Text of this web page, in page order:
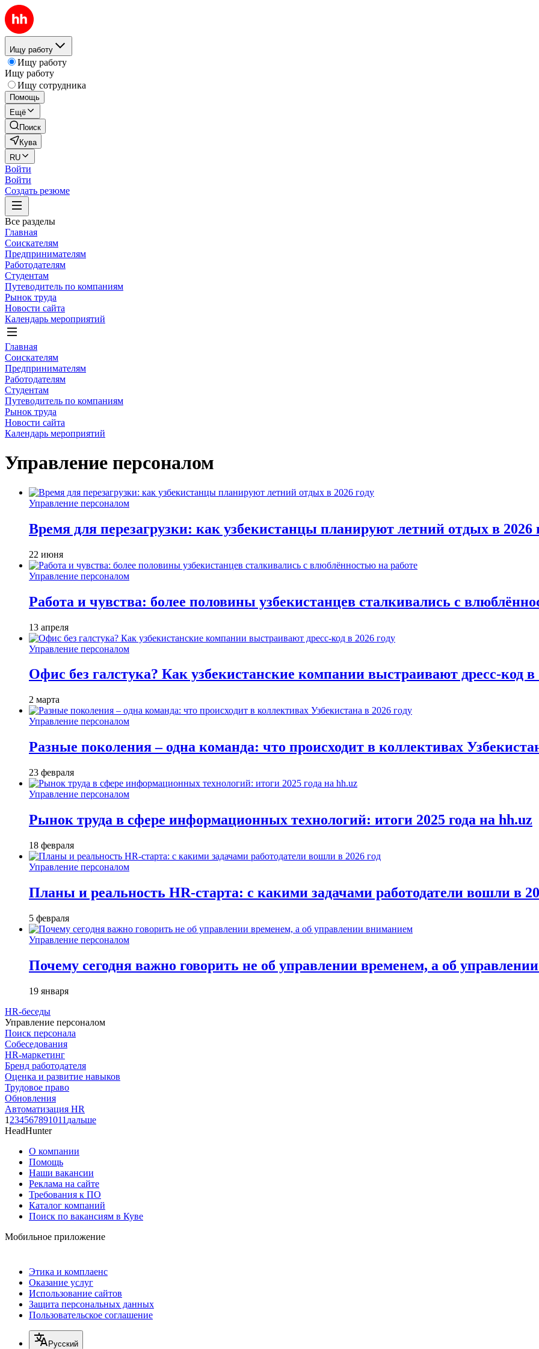
Ищу работу
Ищу работу
Ищу работу
Ищу сотрудника
Помощь
Ещё
Поиск
Кува
RU
Войти
Войти
Создать резюме
Все разделы
Главная
Соискателям
Предпринимателям
Работодателям
Студентам
Путеводитель по компаниям
Рынок труда
Новости сайта
Календарь мероприятий
Главная
Соискателям
Предпринимателям
Работодателям
Студентам
Путеводитель по компаниям
Рынок труда
Новости сайта
Календарь мероприятий
Управление персоналом
Управление персоналом
Время для перезагрузки: как узбекистанцы планируют летний отдых в 2026
22 июня
Управление персоналом
Работа и чувства: более половины узбекистанцев сталкивались с
13 апреля
Управление персоналом
Офис без галстука? Как узбекистанские компании выстраивают дресс-код в
2 марта
Управление персоналом
Разные поколения – одна команда: что происходит в коллективах
23 февраля
Управление персоналом
Рынок труда в сфере информационных технологий: итоги 2025 года на hh.uz
18 февраля
Управление персоналом
Планы и реальность HR-старта: с какими задачами работодатели вошли в
5 февраля
Управление персоналом
Почему сегодня важно говорить не об управлении временем, а об
19 января
HR-беседы
Управление персоналом
Поиск персонала
Собеседования
HR-маркетинг
Бренд работодателя
Оценка и развитие навыков
Трудовое право
Обновления
Автоматизация HR
1 234567891011 дальше
HeadHunter
О компании
Помощь
Наши вакансии
Реклама на сайте
Требования к ПО
Каталог компаний
Поиск по вакансиям в Куве
Мобильное приложение
Этика и комплаенс
Оказание услуг
Использование сайтов
Защита персональных данных
Пользовательское соглашение
Русский